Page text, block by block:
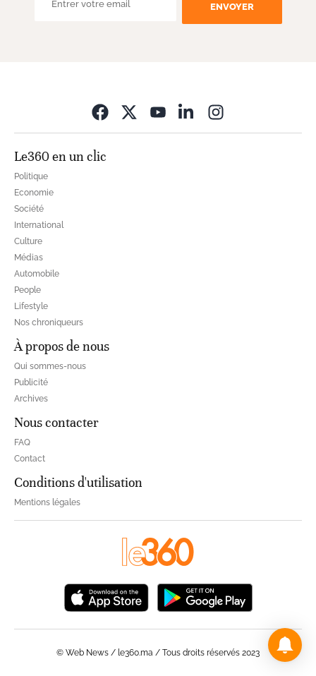
ENVOYER
Le360 en un clic
Politique
Economie
Société
International
Culture
Médias
Automobile
People
Lifestyle
Nos chroniqueurs
À propos de nous
Qui sommes-nous
Publicité
Archives
Nous contacter
FAQ
Contact
Conditions d'utilisation
Mentions légales
© Web News / le360.ma / Tous droits réservés 2023